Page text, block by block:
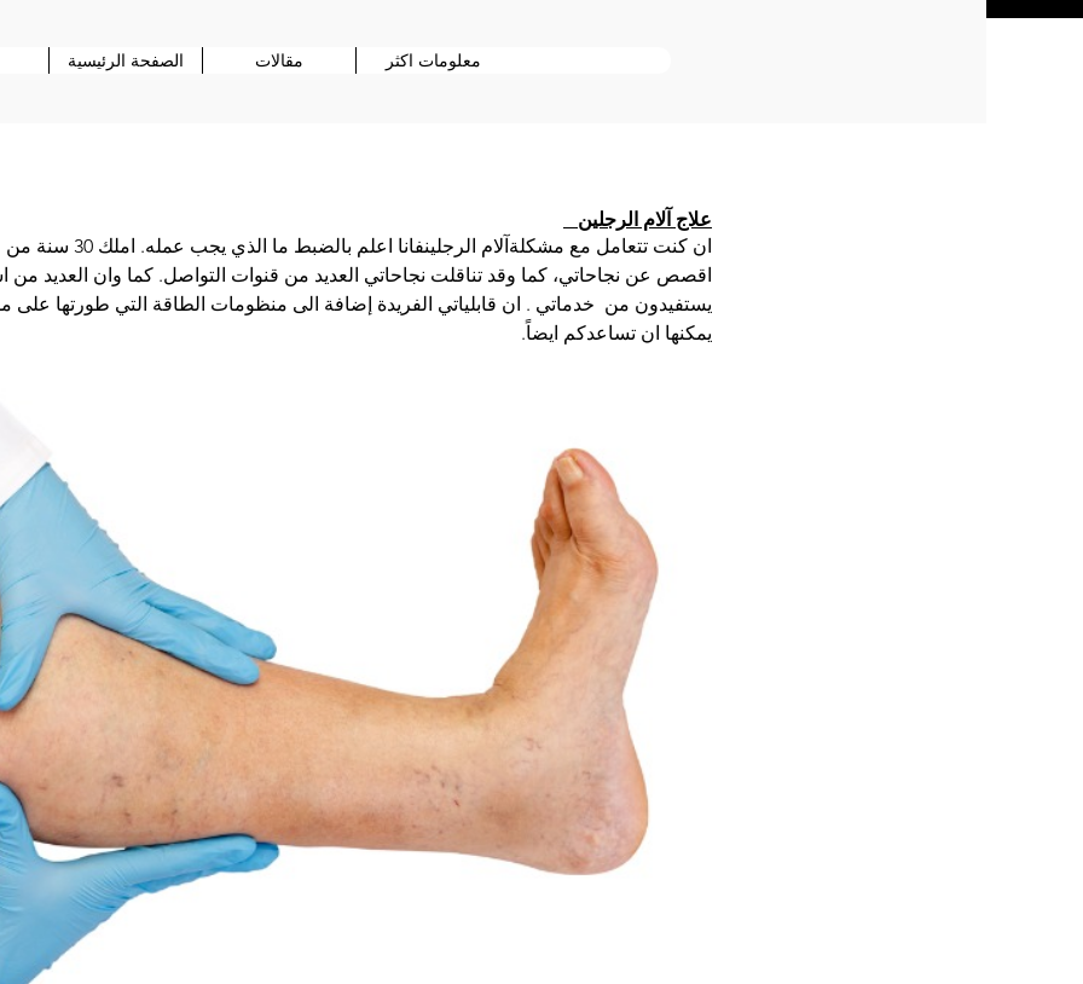
الصفحة الرئيسية مقالات معلومات اكثر
علاج آلام الرجلين
ان كنت تتعامل مع مشكلةآلام
اقصص عن نجاحاتي، كما وقد تناقلت نجاحاتي العديد من قنوات التواصل. كما وان العديد من
يستفيدون من  خدماتي . ان قابلياتي الفريدة إضافة الى منظومات الطاقة التي طورتها
يمكنها ان تساعدكم ايضاً.